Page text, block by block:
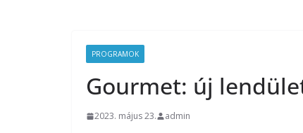
PROGRAMOK
Gourmet: új
2023. május 23. admin